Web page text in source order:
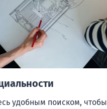
удобным поиском, чтобы